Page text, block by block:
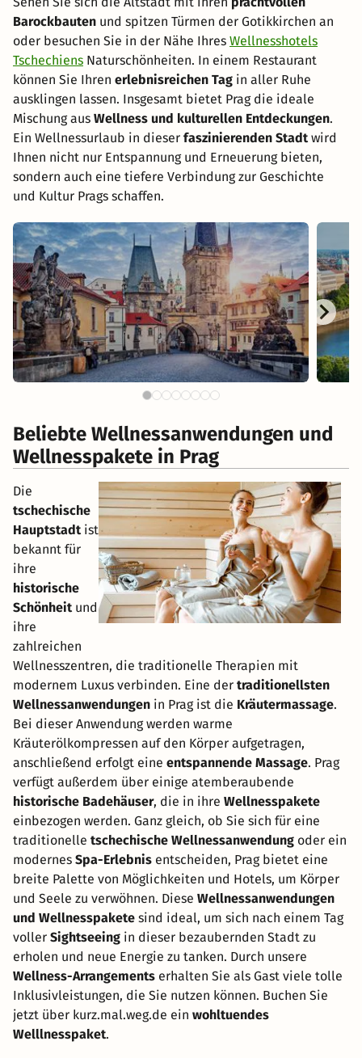
Barockbauten und spitzen Türmen der Gotikkirchen an
oder besuchen Sie in der Nähe Ihres Wellnesshotels
Tschechiens Naturschönheiten. In einem Restaurant
können Sie Ihren erlebnisreichen Tag in aller Ruhe
ausklingen lassen. Insgesamt bietet Prag die ideale
Mischung aus Wellness und kulturellen Entdeckungen.
Ein Wellnessurlaub in dieser faszinierenden Stadt wird
Ihnen nicht nur Entspannung und Erneuerung bieten,
sondern auch eine tiefere Verbindung zur Geschichte
und Kultur Prags schaffen.
Beliebte Wellnessanwendungen und
Wellnesspakete in Prag
Die
tschechische
Hauptstadtist
bekannt für
ihre
historische
Schönheitund
ihre
zahlreichen
Wellnesszentren, die traditionelle Therapien mit
modernem Luxus verbinden. Eine der traditionellsten
Wellnessanwendungen in Prag ist die Kräutermassage.
Bei dieser Anwendung werden warme
Kräuterölkompressen auf den Körper aufgetragen,
anschließend erfolgt eine entspannende Massage. Prag
verfügt außerdem über einige atemberaubende
historische Badehäuser, die in ihre Wellnesspakete
einbezogen werden. Ganz gleich, ob Sie sich für eine
traditionelle tschechische Wellnessanwendung oder ein
modernes Spa-Erlebnis entscheiden, Prag bietet eine
breite Palette von Möglichkeiten und Hotels, um Körper
und Seele zu verwöhnen. Diese Wellnessanwendungen
und Wellnesspakete sind ideal, um sich nach einem Tag
voller Sightseeing in dieser bezaubernden Stadt zu
erholen und neue Energie zu tanken. Durch unsere
Wellness-Arrangements erhalten Sie als Gast viele tolle
Inklusivleistungen, die Sie nutzen können. Buchen Sie
jetzt über kurz.mal.weg.de ein wohltuendes
Welllnesspaket.